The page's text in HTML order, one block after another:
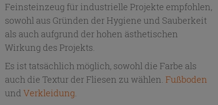
Feinsteinzeug für industrielle Projekte empfohlen,
sowohl aus Gründen der Hygiene und Sauberkeit
als auch aufgrund der hohen ästhetischen
Wirkung des Projekts.
Es ist tatsächlich möglich, sowohl die Farbe als
auch die Textur der Fliesen zu wählen. Fußboden
und Verkleidung.